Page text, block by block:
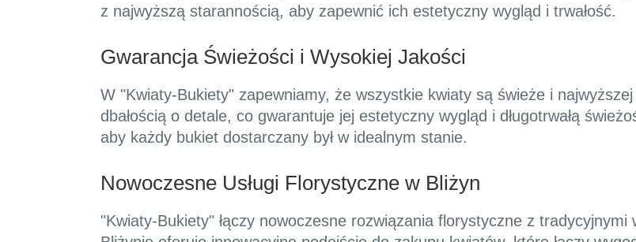
z najwyższą starannością, aby zapewnić ich estetyczny wygląd i trwałość.
Gwarancja Świeżości i Wysokiej Jakości
W "Kwiaty-Bukiety" zapewniamy, że wszystkie kwiaty są świeże i
dbałością o detale, co gwarantuje jej estetyczny wygląd i długotrwałą
aby każdy bukiet dostarczany był w idealnym stanie.
Nowoczesne Usługi Florystyczne w Bliżyn
"Kwiaty-Bukiety" łączy nowoczesne rozwiązania florystyczne z